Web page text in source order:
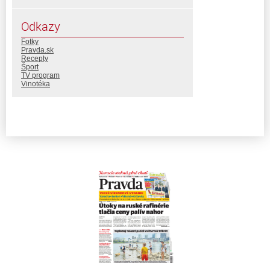
Odkazy
Fotky
Pravda.sk
Recepty
Šport
TV program
Vinotéka